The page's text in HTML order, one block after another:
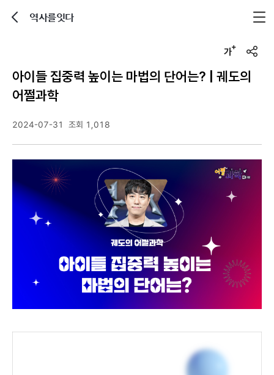
역사를잇다
u
아이들 집중력 높이는 마법의 단어는? | 궤도의
어쩔과학
2024-07-31 조회 1,018